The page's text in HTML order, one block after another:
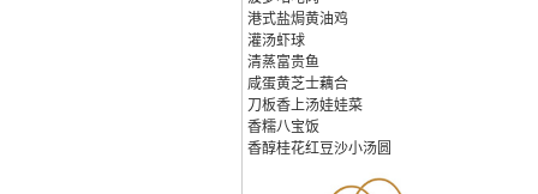
港式盐焗黄油鸡
灌汤虾球
清蒸富贵鱼
咸蛋黄芝士藕合
刀板香上汤娃娃菜
香糯八宝饭
香醇桂花红豆沙小汤圆